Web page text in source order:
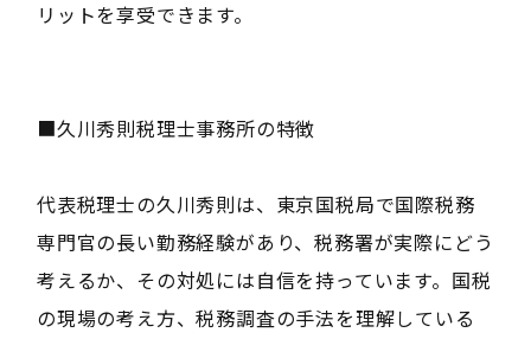
リットを享受できます。
■久川秀則税理士事務所の特徴
代表税理士の久川秀則は、東京国税局で国際税務
専門官の長い勤務経験があり、税務署が実際にどう
考えるか、その対処には自信を持っています。国税
の現場の考え方、税務調査の手法を理解している